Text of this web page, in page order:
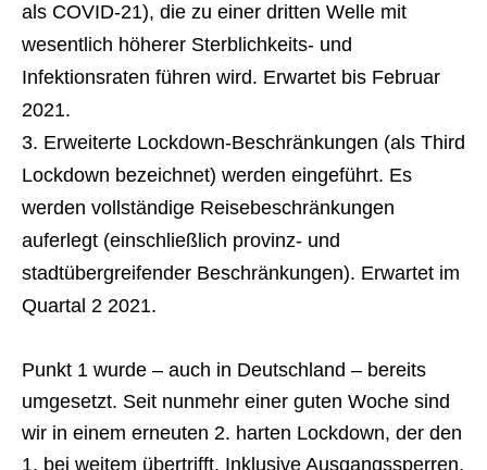
als COVID-21), die zu einer dritten Welle mit
wesentlich höherer Sterblichkeits- und
Infektionsraten führen wird. Erwartet bis Februar
2021.
Erweiterte Lockdown-Beschränkungen (als Third
Lockdown bezeichnet) werden eingeführt. Es
werden vollständige Reisebeschränkungen
auferlegt (einschließlich provinz- und
stadtübergreifender Beschränkungen). Erwartet im
Quartal 2 2021.
Punkt 1 wurde – auch in Deutschland – bereits
umgesetzt. Seit nunmehr einer guten Woche sind
wir in einem erneuten 2. harten Lockdown, der den
1. bei weitem übertrifft. Inklusive Ausgangssperren.